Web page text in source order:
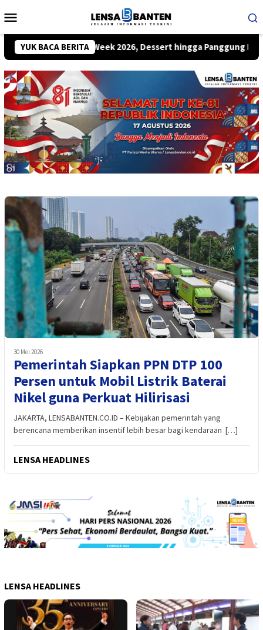
ke
Mobile
YUK BACA BERITA
Dessert Week 2026, Dessert hingga Panggung Kreatif
30 Mei 2026
Pemerintah Siapkan PPN DTP 100
Persen untuk Mobil Listrik Baterai
Nikel guna Perkuat Hilirisasi
JAKARTA, LENSABANTEN.CO.ID – Kebijakan pemerintah yang
berencana memberikan insentif lebih besar bagi kendaraan […]
LENSA HEADLINES
LENSA HEADLINES